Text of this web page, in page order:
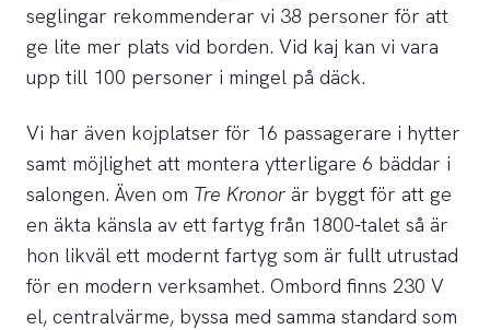
seglingar rekommenderar vi 38 personer för att
ge lite mer plats vid borden. Vid kaj kan vi vara
upp till 100 personer i mingel på däck.
Vi har även kojplatser för 16 passagerare i hytter
samt möjlighet att montera ytterligare 6 bäddar i
salongen. Även om Tre Kronor är byggt för att ge
en äkta känsla av ett fartyg från 1800-talet så är
hon likväl ett modernt fartyg som är fullt utrustad
för en modern verksamhet. Ombord finns 230 V
el, centralvärme, byssa med samma standard som